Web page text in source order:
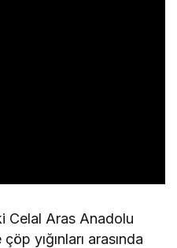
Celal Aras Anadolu
yığınları arasında